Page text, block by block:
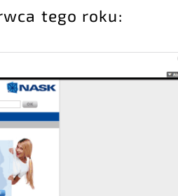
tego roku: